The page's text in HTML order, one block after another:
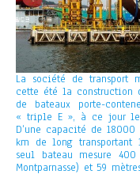
La société de transport
cette été la construction
de bateaux porte-
« triple E », à ce jour le
D’une capacité de 18000
km de long transportant
seul bateau mesure
Montparnasse) et 59